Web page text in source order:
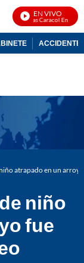
EN VIVO
Noticias Caracol En Vivo
ACCIDENTE
atrapado en un
niño
fue